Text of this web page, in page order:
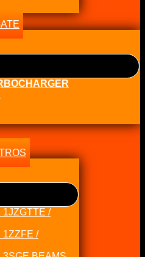
1JZGTTE /
1ZZFE /